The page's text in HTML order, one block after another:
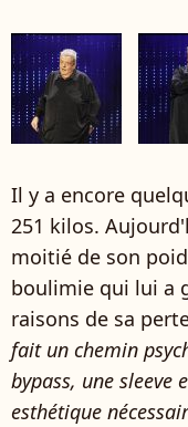
Il y a encore
251 kilos.
moitié de son
boulimie qui lui a
raisons de sa
fait un chemin
bypass, une sleeve
esthétique